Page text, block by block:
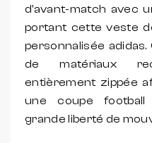
d'avant-match avec
portant cette veste
personnalisée
de matériaux
entièrement zippée
une coupe
grande liberté de